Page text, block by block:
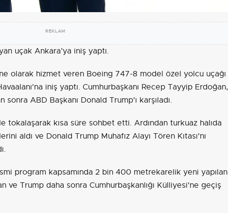
REKLAM
uçak Ankara’ya iniş yaptı.
olarak hizmet veren Boeing 747-8 model özel yolcu uçağı
iniş yaptı. Cumhurbaşkanı Recep Tayyip Erdoğan,
sonra ABD Başkanı Donald Trump'ı karşıladı.
tokalaşarak kısa süre sohbet etti. Ardından turkuaz halıda
aldı ve Donald Trump Muhafız Alayı Tören Kıtası'nı
program kapsamında 2 bin 400 metrekarelik yeni yapılan
ve Trump daha sonra Cumhurbaşkanlığı Külliyesi'ne geçiş